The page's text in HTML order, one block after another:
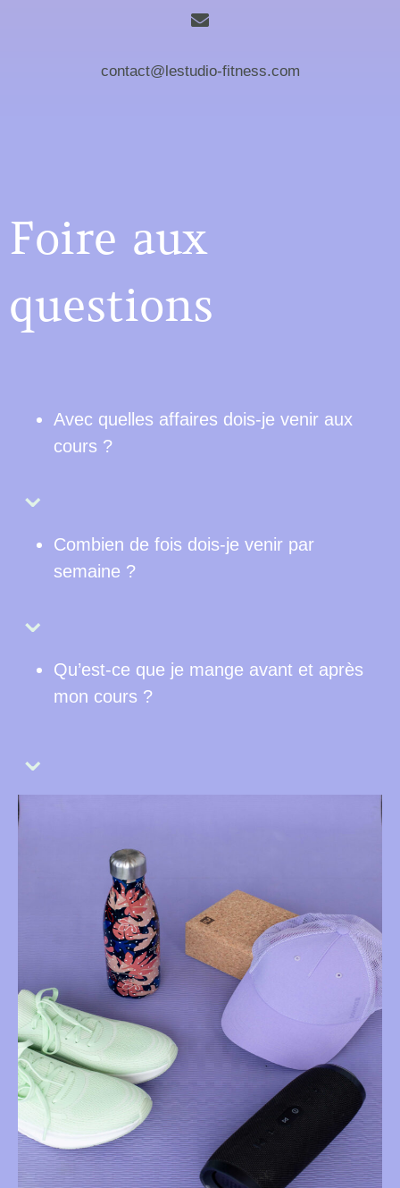
contact@lestudio-fitness.com
Foire aux
questions
Avec quelles affaires dois-je venir aux
cours ?
⌄
Combien de fois dois-je venir par
semaine ?
⌄
Qu’est-ce que je mange avant et après
mon cours ?
⌄